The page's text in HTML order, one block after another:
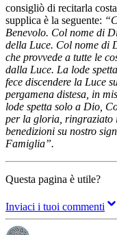
consigliò di recitarla
supplica è la seguente:
Benevolo. Col nome di
della Luce. Col nome di
che provvede a tutte le
dalla Luce. La lode
fece discendere la Luce
pergamena distesa, in
lode spetta solo a Dio,
per la gloria, ringraziato
benedizioni su nostro
Famiglia”.
Questa pagina è utile?
Inviaci i tuoi commenti